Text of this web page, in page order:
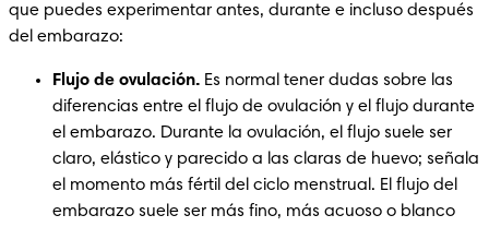
que puedes experimentar antes, durante e incluso después
del embarazo:
Flujo de ovulación. Es normal tener dudas sobre las
diferencias entre el flujo de ovulación y el flujo durante
el embarazo. Durante la ovulación, el flujo suele ser
claro, elástico y parecido a las claras de huevo; señala
el momento más fértil del ciclo menstrual. El flujo del
embarazo suele ser más fino, más acuoso o blanco